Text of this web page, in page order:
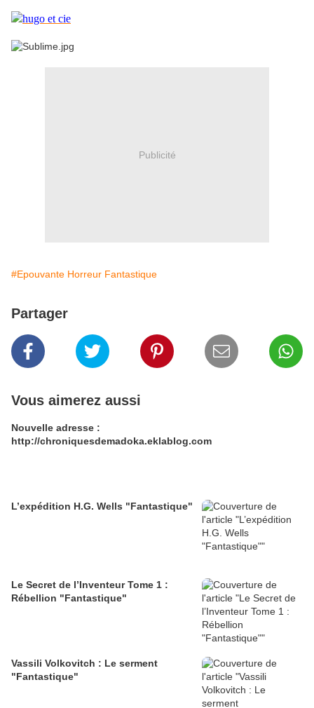
Publicité
#Epouvante Horreur Fantastique
Partager
Vous aimerez aussi
Nouvelle adresse :
http://chroniquesdemadoka.eklablog.com
L’expédition H.G. Wells "Fantastique"
Le Secret de l’Inventeur Tome 1 :
Rébellion "Fantastique"
Vassili Volkovitch : Le serment
"Fantastique"